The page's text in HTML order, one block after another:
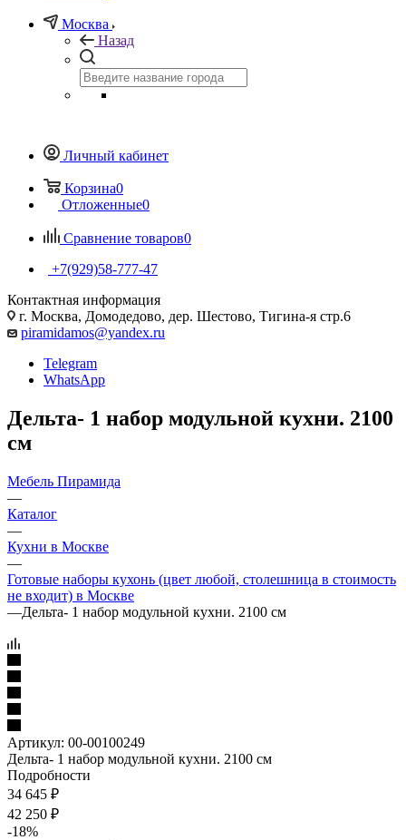
Москва
Назад
Личный кабинет
Корзина0
Отложенные0
Сравнение товаров0
+7(929)58-777-47
Контактная информация
г. Москва, Домодедово, дер. Шестово, Тигина-я стр.6
piramidamos@yandex.ru
Telegram
WhatsApp
Дельта- 1 набор модульной кухни. 2100
см
Мебель Пирамида
—
Каталог
—
Кухни в Москве
—
Готовые наборы кухонь (цвет любой, столешница в стоимость
не входит) в Москве
—Дельта- 1 набор модульной кухни. 2100 см
Артикул: 00-00100249
Дельта- 1 набор модульной кухни. 2100 см
Подробности
34 645 ₽
42 250 ₽
-18%